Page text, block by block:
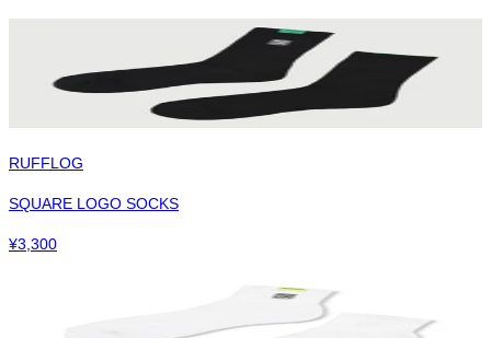
RUFFLOG
SQUARE LOGO SOCKS
¥3,300